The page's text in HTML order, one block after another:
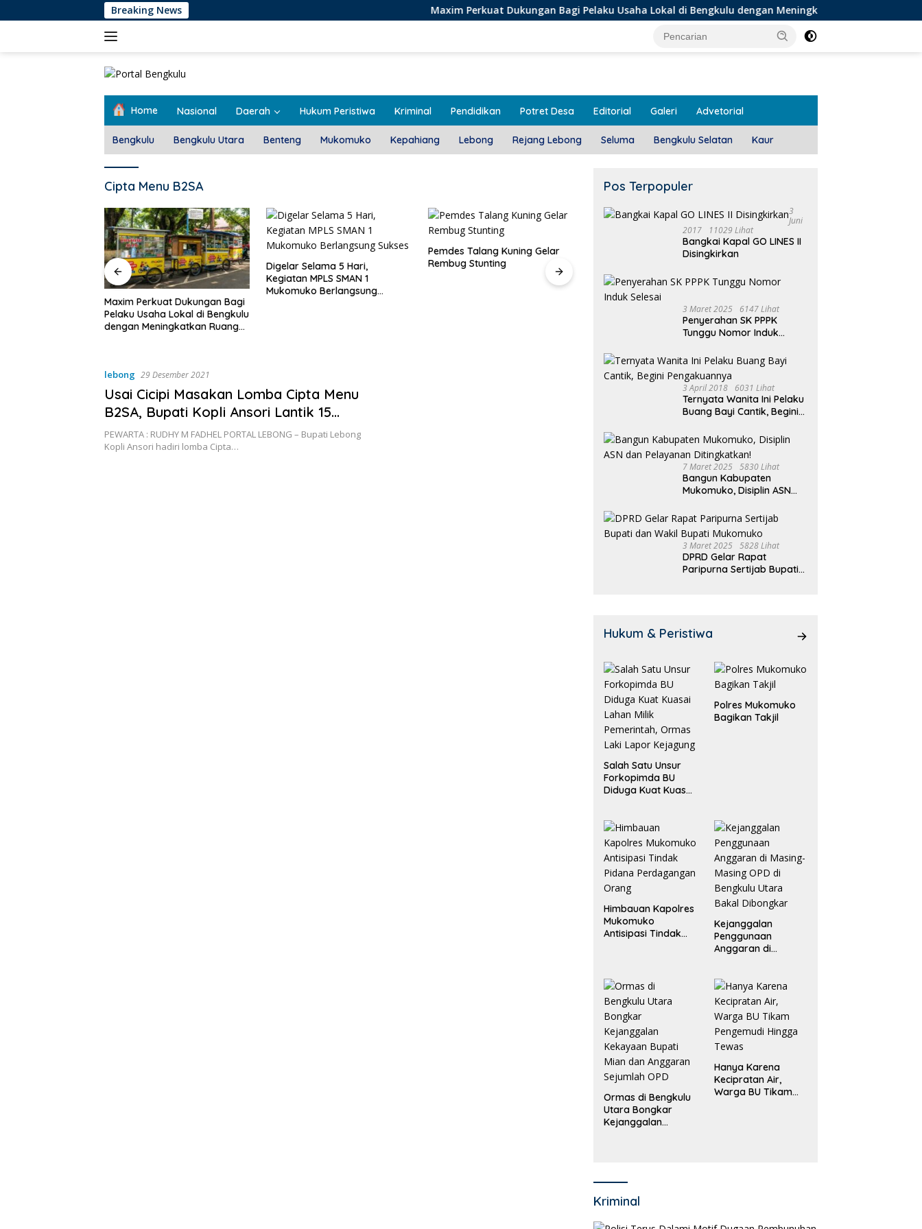
ke
Breaking News Maxim Perkuat Dukungan Bagi Pelaku Usaha Lokal di Bengkulu dengan Meningkatkan Ruang Publik dan Kebersihan
Home Nasional Daerah Hukum Peristiwa Kriminal Pendidikan Potret Desa Editorial Galeri Advetorial
Bengkulu Bengkulu Utara Benteng Mukomuko Kepahiang Lebong Rejang Lebong Seluma Bengkulu Selatan Kaur
Cipta Menu B2SA
Digelar Selama 5 Hari,
Kegiatan MPLS SMAN 1
Mukomuko Berlangsung
Sukses
Pemdes Talang Kuning Gelar
Rembug Stunting
Door To Door, 3 KPM Desa
Mekar Jaya Terima BLT-DD!
SMAN I Mukomuko Saling
Beradu Kemampuan!
Salurkan BLT-DD Door To
lebong 29 Desember 2021
Usai Cicipi Masakan Lomba Cipta Menu
B2SA, Bupati Kopli Ansori Lantik 15
Kades Terpilih
PEWARTA : RUDHY M FADHEL PORTAL LEBONG – Bupati Lebong
Kopli Ansori hadiri lomba Cipta…
Pos Terpopuler
3
Juni
2017
11029 Lihat
Bangkai Kapal GO LINES II
Disingkirkan
3 Maret 2025 6147 Lihat
Penyerahan SK PPPK
Tunggu Nomor Induk
3 April 2018 6031 Lihat
Ternyata Wanita Ini Pelaku
Buang Bayi Cantik, Begini
7 Maret 2025 5830 Lihat
Bangun Kabupaten
Mukomuko, Disiplin ASN
Ditingkatkan!
3 Maret 2025 5828 Lihat
DPRD Gelar Rapat
Paripurna Sertijab Bupati
Hukum & Peristiwa
Salah Satu Unsur
Forkopimda BU
Diduga Kuat Kuasai
Laki Lapor
Kejagung
Polres Mukomuko
Bagikan Takjil
Himbauan Kapolres
Mukomuko
Antisipasi Tindak
Kejanggalan
Penggunaan
Anggaran di
Bakal Dibongkar
Ormas di Bengkulu
Utara Bongkar
Kejanggalan
Hanya Karena
Kecipratan Air,
Warga BU Tikam
Kriminal